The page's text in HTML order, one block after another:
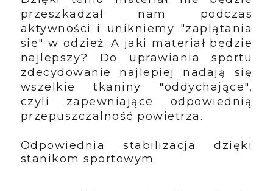
przeszkadzał nam podczas
aktywności i unikniemy "zaplątania
się" w odzież. A jaki materiał będzie
najlepszy? Do uprawiania sportu
zdecydowanie najlepiej nadają się
wszelkie tkaniny "oddychające",
czyli zapewniające odpowiednią
przepuszczalność powietrza.
Odpowiednia stabilizacja dzięki
stanikom sportowym